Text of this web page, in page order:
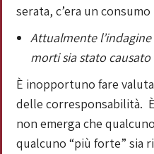
serata, c’era un
Attualmente
morti sia stato
È inopportuno fare
delle corresponsabilità.
non emerga che
qualcuno “più forte” sia